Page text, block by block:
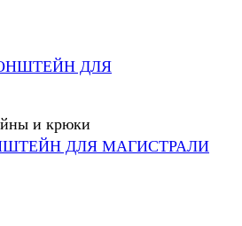
и крюки
ДЛЯ МАГИСТРАЛИ